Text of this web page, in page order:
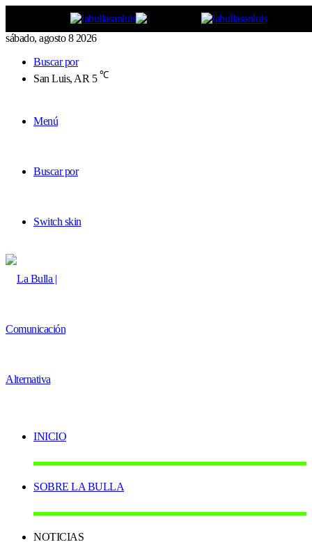
sábado, agosto 8 2026
Buscar por
San Luis, AR 5 ℃
Menú
Buscar por
Switch skin
INICIO
SOBRE LA BULLA
NOTICIAS